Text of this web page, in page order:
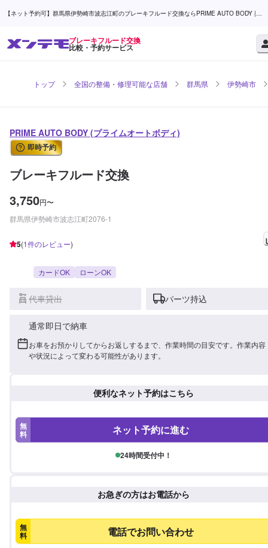
【ネット予約可】群馬県伊勢崎市波志江町のブレーキフルード交換ならPRIME AUTO BODY |
ブレーキフルード交換
比較・予約サービス
トップ 全国の整備・修理可能な店舗 群馬県 伊勢崎市
PRIME AUTO BODY (プライムオートボディ)
即時予約
ブレーキフルード交換
3,750円〜
群馬県伊勢崎市波志江町2076-1
5(1件のレビュー)
カードOK ローンOK
代車貸出 パーツ持込
通常即日で納車
お車をお預かりしてからお返しするまで、作業時間の目安です。作業内容
や状況によって変わる可能性があります。
便利なネット予約はこちら
無
料 ネット予約に進む
24時間受付中！
お急ぎの方はお電話から
無
料 電話でお問い合わせ